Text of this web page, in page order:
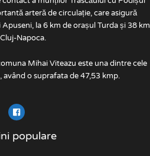
arteră de circulație, care asigură
la 6 km de orașul Turda și 38 km
Napoca.
Mihai Viteazu este una dintre cele
având o suprafata de 47,53 kmp.
populare